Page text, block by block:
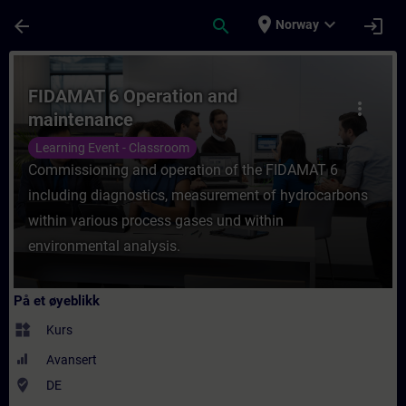
arrow_back search place Norway expand_more login
Kurs - FIDAMAT 6 Operation and
more_vert
FIDAMAT 6 Operation and
maintenance
Learning Event - Classroom
Commissioning and operation of the FIDAMAT 6
including diagnostics, measurement of hydrocarbons
within various process gases und within
environmental analysis.
På et øyeblikk
widgets Kurs
Avansert
where_to_vote DE